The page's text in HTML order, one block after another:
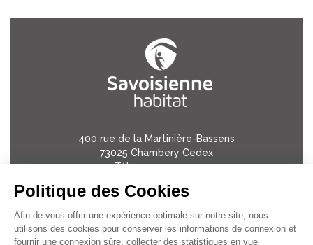
Politique des Cookies
Afin de vous offrir une expérience optimale sur notre site, nous
utilisons des cookies pour conserver les informations de connexion et
fournir une connexion sûre, collecter des statistiques en vue
400 rue de la Martinière-Bassens
73025 Chambery Cedex
Tél:04 79 33 37 45
Mentions légales
Politique de confidentialité